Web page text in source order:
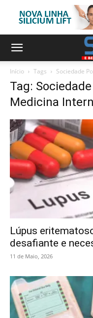
Início Tags Sociedade
Tag:
Medicina
Lúpus
desafiante e
11 de Maio, 2026